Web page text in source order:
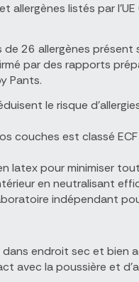
listés par
26 allergènes
par des rapports
Pants.
le risque
couches est classé
latex pour minimiser
en neutralisant
indépendant
endroit sec et bien
avec la poussière et